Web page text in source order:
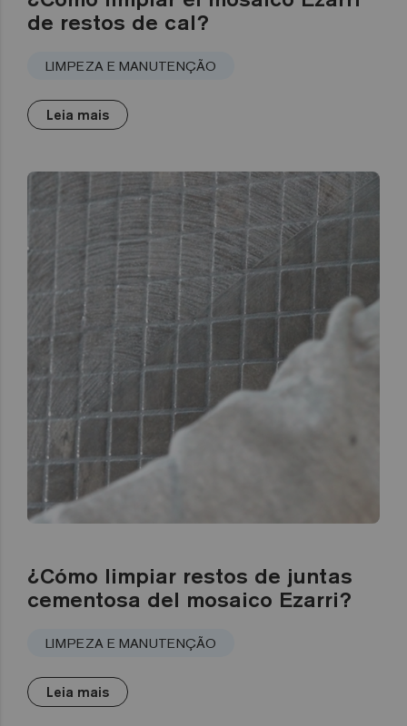
de restos de cal?
LIMPEZA E MANUTENÇÃO
Leia mais
¿Cómo limpiar restos de juntas
cementosa del mosaico Ezarri?
LIMPEZA E MANUTENÇÃO
Leia mais